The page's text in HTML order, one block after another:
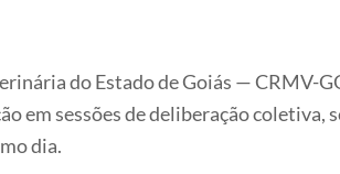
do Estado de Goiás — CRMV-
em sessões de deliberação
dia.